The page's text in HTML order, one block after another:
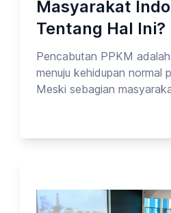
Masyarakat
Tentang Hal Ini?
Pencabutan PPKM
menuju kehidupan normal
Meski sebagian
Pemerintah mungkin
tangan masyarakat. Pada
Opinion Park membahas